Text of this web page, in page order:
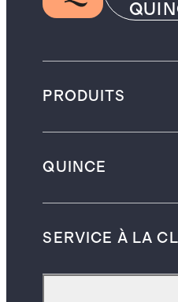
PRODUITS
QUINCE
SERVICE À LA